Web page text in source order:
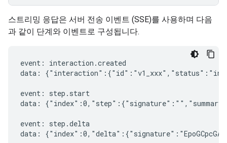
스트리밍 응답은 서버 전송 이벤트 (SSE)를 사용하며 다음
과 같이 단계와 이벤트로 구성됩니다.
event: interaction.created
data:
event: step.start
data:
event: step.delta
data: